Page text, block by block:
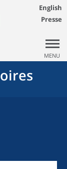
English
Presse
MENU